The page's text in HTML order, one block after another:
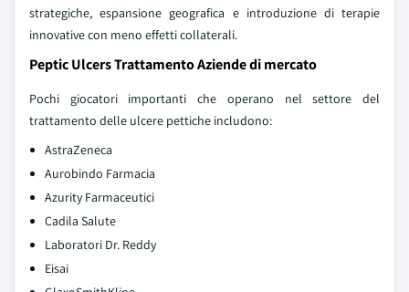
strategiche, espansione geografica e introduzione di terapie
innovative con meno effetti collaterali.
Peptic Ulcers Trattamento Aziende di mercato
Pochi giocatori importanti che operano nel settore del
trattamento delle ulcere pettiche includono:
AstraZeneca
Aurobindo Farmacia
Azurity Farmaceutici
Cadila Salute
Laboratori Dr. Reddy
Eisai